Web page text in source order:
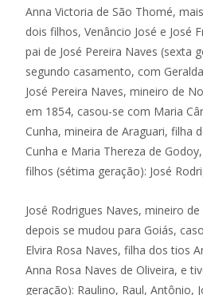
Anna Victoria de São Thomé,
dois filhos, Venâncio José e José
pai de José Pereira Naves (sexta
segundo casamento, com
José Pereira Naves, mineiro de
em 1854, casou-se com Maria
Cunha, mineira de Araguari, filha
Cunha e Maria Thereza de
filhos (sétima geração): José
José Rodrigues Naves, mineiro
depois se mudou para Goiás,
Elvira Rosa Naves, filha dos tios
Anna Rosa Naves de Oliveira, e
geração): Raulino, Raul, Antônio,